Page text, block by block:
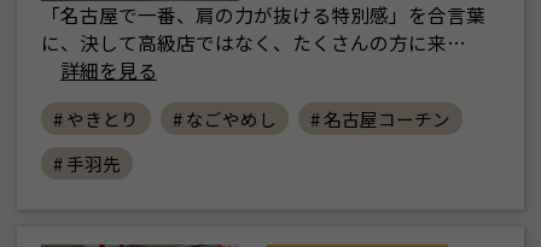
「名古屋で一番、肩の力が抜ける特別感」を合言葉
に、決して高級店ではなく、たくさんの方に来…
詳細を見る
# やきとり # なごやめし
# 名古屋コーチン
# 手羽先